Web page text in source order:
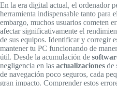
En la era digital actual, el ordenador
herramienta indispensable tanto para
embargo, muchos usuarios cometen
afectar significativamente el
de sus equipos. Identificar y corregir
mantener tu PC funcionando de
útil. Desde la acumulación de
negligencia en las actualizaciones de
de navegación poco seguros, cada
gran impacto. Comprender estos